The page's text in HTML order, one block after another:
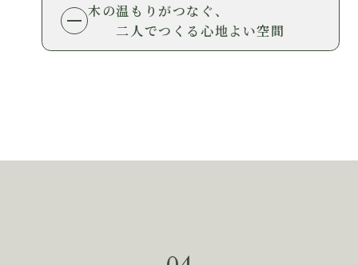
木の温もりがつなぐ、
二人でつくる心地よい空間